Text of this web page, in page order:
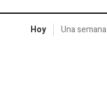
Hoy Una semana